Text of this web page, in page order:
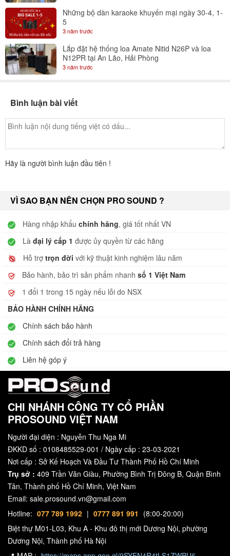
Những bộ dàn karaoke khuyến mại ngày 30-4, 1-
5
3 năm trước
Lắp đặt hệ thống loa Amate Nitid N26P và loa
N12PR tại An Lão, Hải Phòng
3 năm trước
Bình luận bài viết
Hãy là người bình luận đầu tiên !
VÌ SAO BẠN NÊN CHỌN PRO SOUND ?
Hàng nhập khẩu chính hãng, giá tốt nhất VN
Là đại lý cấp 1 được ủy quyền từ các hãng
Hỗ trợ trọn đời với kỹ thuật kinh nghiệm lâu năm
Bảo hành, bảo trì sản phẩm nhanh số 1 Việt Nam
1 đổi 1 trong 15 ngày nếu lỗi do NSX
BẢO HÀNH CHÍNH HÃNG
Chính sách bảo hành
Chính sách đổi trả hàng
Liên hệ góp ý
CHI NHÁNH CÔNG TY CỔ PHẦN
PROSOUND VIỆT NAM
Người đại diện : Nguyễn Thu Nga Mi
ĐKKD số : 0108485529-001 / Ngày cấp : 23-03-2021
Nơi cấp : Sở Kế Hoạch Và Đầu Tư Thành Phố Hồ Chí Minh
Trụ sở : 409 Trần Văn Giàu, Phường Bình Trị Đông B, Quận Bình
Tân, Thành phố Hồ Chí Minh, Việt Nam
Email: sale.prosound.vn@gmail.com
Hotline: 077 789 1992 | 0777 891 991 (8:00-20:00)
Biệt thự M01-L03, Khu A - Khu đô thị mới Dương Nội, phường
Dương Nội, Thành phố Hà Nội